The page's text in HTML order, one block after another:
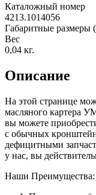
Каталожный номер
4213.1014056
Габаритные размеры
Вес
0,04 кг.
Описание
На этой странице
масляного картера
вы можете
с обычных
дефицитными
у нас, вы
Наши Преимущества: